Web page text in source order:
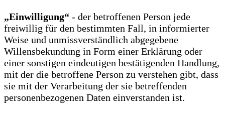
„Einwilligung“ - der betroffenen Person jede
freiwillig für den bestimmten Fall, in informierter
Weise und unmissverständlich abgegebene
Willensbekundung in Form einer Erklärung oder
einer sonstigen eindeutigen bestätigenden Handlung,
mit der die betroffene Person zu verstehen gibt, dass
sie mit der Verarbeitung der sie betreffenden
personenbezogenen Daten einverstanden ist.